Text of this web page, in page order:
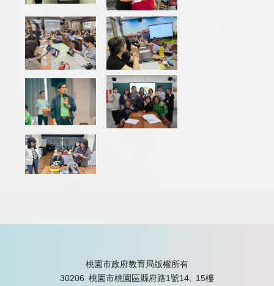
桃園市政府教育局版權所有
30206 桃園市桃園區縣府路1號14, 15樓